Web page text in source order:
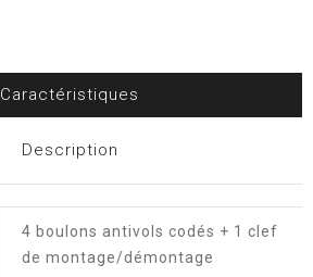
Caractéristiques
Description
4 boulons antivols codés + 1 clef
de montage/démontage